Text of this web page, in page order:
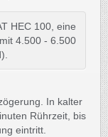
HEC 100, eine
4.500 - 6.500
In kalter
Rührzeit, bis
eintritt.